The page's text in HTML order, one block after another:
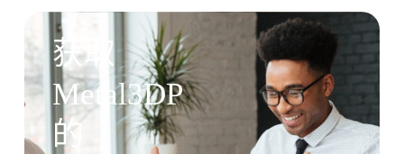
获取
Metal3DP
的